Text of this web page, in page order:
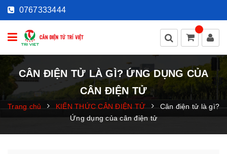
0767333444
CÂN ĐIỆN TỬ LÀ GÌ? ỨNG DỤNG CỦA
CÂN ĐIỆN TỬ
Trang chủ KIẾN THỨC CÂN ĐIỆN TỬ
Cân điện tử là gì?
Ứng dụng của cân điện tử